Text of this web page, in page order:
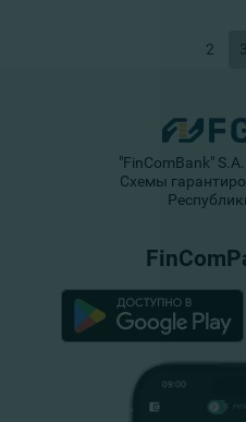
2 3
"FinComBank"
Схемы